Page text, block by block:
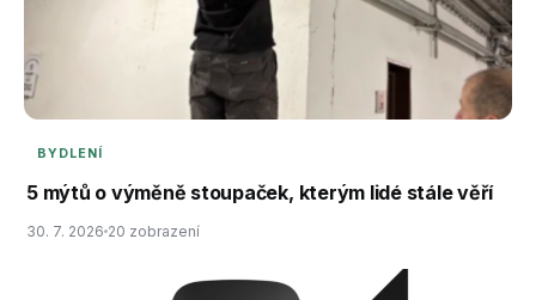
BYDLENÍ
5 mýtů o výměně stoupaček, kterým lidé stále věří
30. 7. 2026 20 zobrazení